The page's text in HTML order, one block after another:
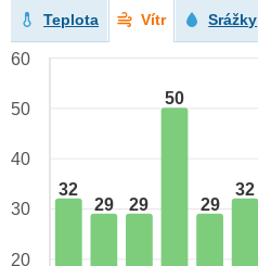
Teplota Vítr Srážky
32
29
29
50
29
32
60
50
40
30
20